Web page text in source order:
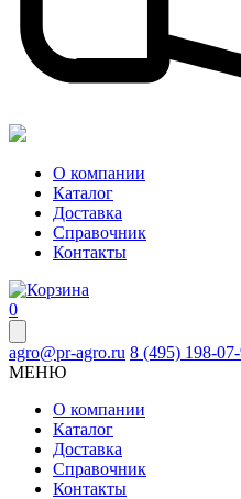
О компании
Каталог
Доставка
Справочник
Контакты
0
agro@pr-agro.ru 8 (495) 198-
МЕНЮ
О компании
Каталог
Доставка
Справочник
Контакты